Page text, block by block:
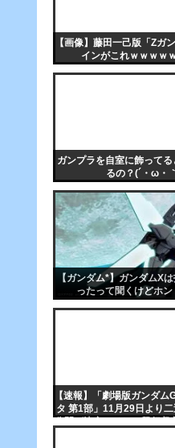
【画像】藤田一己版「Ζガ
インがこれｗｗｗｗ
ガンプラを自室に飾って
るの？(´・ω・
【ガンダム*】ガンダムX
ったって聞くけどホ
【速報】「劇場版ガンダム
タ 第1部」11月29日より